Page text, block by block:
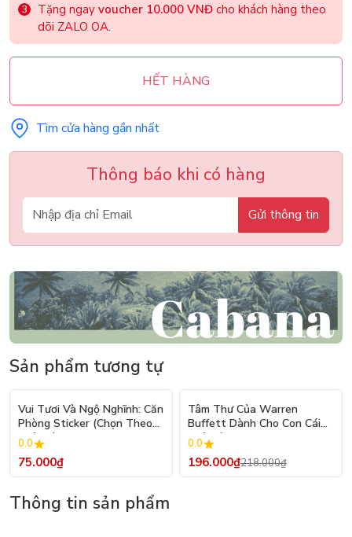
Tặng ngay voucher 10.000 VNĐ cho khách hàng theo
dõi ZALO OA.
HẾT HÀNG
Tìm cửa hàng gần nhất
Thông báo khi có hàng
Gửi thông tin
Sản phẩm tương tự
Vui Tươi Và Ngộ Nghĩnh: Căn
Phòng Sticker (Chọn Theo
Chủ Đề) - Hơn 250 Sticker
0.0
75.000₫
Tâm Thư Của Warren
Buffett Dành Cho Con Cái
(Tái Bản 2026)
0.0
196.000₫218.000₫
Thông tin sản phẩm